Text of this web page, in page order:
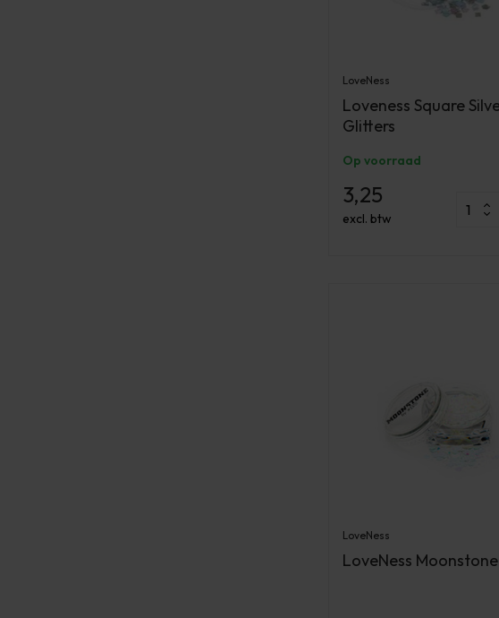
LoveNess
Loveness Square
Glitters
Op voorraad
3,25
excl. btw
LoveNess
LoveNess